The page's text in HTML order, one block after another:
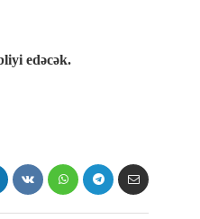
edəcək.